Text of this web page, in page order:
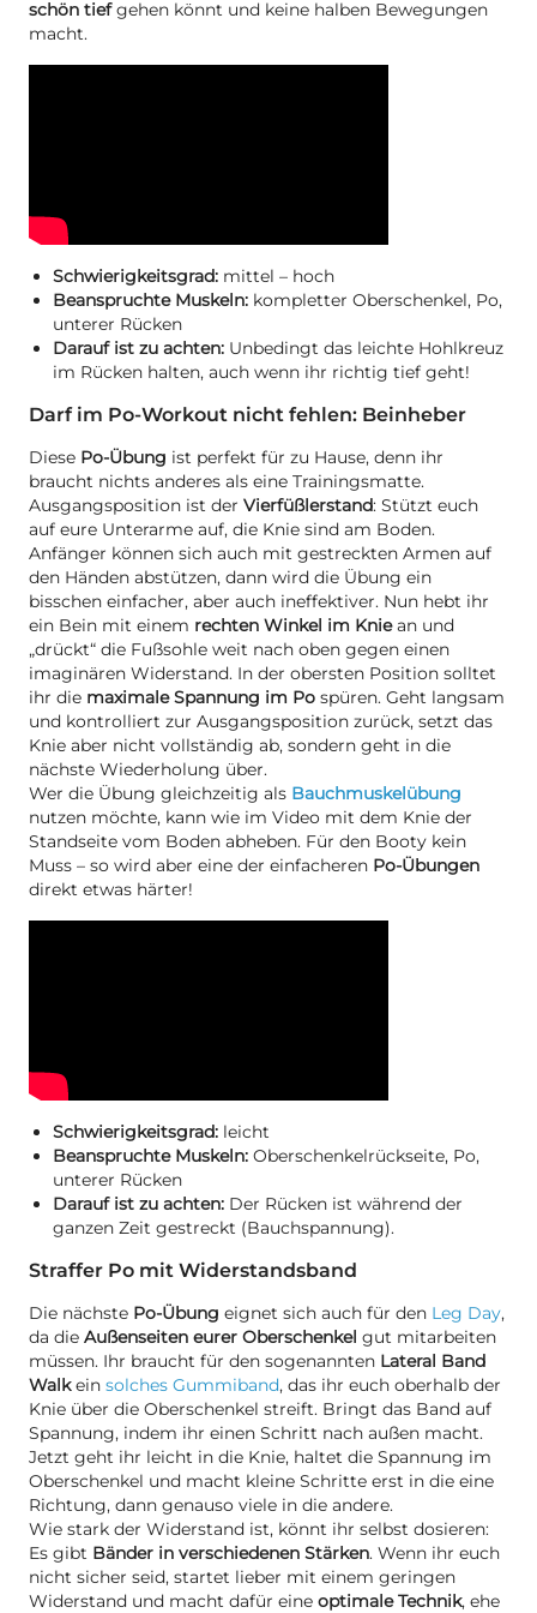
schön tiefgehen könnt und keine halben Bewegungen
macht.
Schwierigkeitsgrad: mittel – hoch
Beanspruchte Muskeln: kompletter Oberschenkel, Po,
unterer Rücken
Darauf ist zu achten: Unbedingt das leichte Hohlkreuz
im Rücken halten, auch wenn ihr richtig tief geht!
Darf im Po-Workout nicht fehlen: Beinheber
Diese Po-Übung ist perfekt für zu Hause, denn ihr
braucht nichts anderes als eine Trainingsmatte.
Ausgangsposition ist der Vierfüßlerstand: Stützt euch
auf eure Unterarme auf, die Knie sind am Boden.
Anfänger können sich auch mit gestreckten Armen auf
den Händen abstützen, dann wird die Übung ein
bisschen einfacher, aber auch ineffektiver. Nun hebt ihr
ein Bein mit einem rechten Winkel im Kniean und
„drückt“ die Fußsohle weit nach oben gegen einen
imaginären Widerstand. In der obersten Position solltet
ihr die maximale Spannung im Po spüren. Geht langsam
und kontrolliert zur Ausgangsposition zurück, setzt das
Knie aber nicht vollständig ab, sondern geht in die
nächste Wiederholung über.
Wer die Übung gleichzeitig als Bauchmuskelübung
nutzen möchte, kann wie im Video mit dem Knie der
Standseite vom Boden abheben. Für den Booty kein
Muss – so wird aber eine der einfacheren Po-Übungen
direkt etwas härter!
Schwierigkeitsgrad: leicht
Beanspruchte Muskeln: Oberschenkelrückseite, Po,
unterer Rücken
Darauf ist zu achten: Der Rücken ist während der
ganzen Zeit gestreckt (Bauchspannung).
Straffer Po mit Widerstandsband
Die nächste Po-Übung eignet sich auch für den Leg Day,
da die Außenseiten eurer Oberschenkel gut mitarbeiten
müssen. Ihr braucht für den sogenannten Lateral Band
Walkein solches Gummiband, das ihr euch oberhalb der
Knie über die Oberschenkel streift. Bringt das Band auf
Spannung, indem ihr einen Schritt nach außen macht.
Jetzt geht ihr leicht in die Knie, haltet die Spannung im
Oberschenkel und macht kleine Schritte erst in die eine
Richtung, dann genauso viele in die andere.
Wie stark der Widerstand ist, könnt ihr selbst dosieren:
Es gibt Bänder in verschiedenen Stärken. Wenn ihr euch
nicht sicher seid, startet lieber mit einem geringen
Widerstand und macht dafür eine optimale Technik, ehe